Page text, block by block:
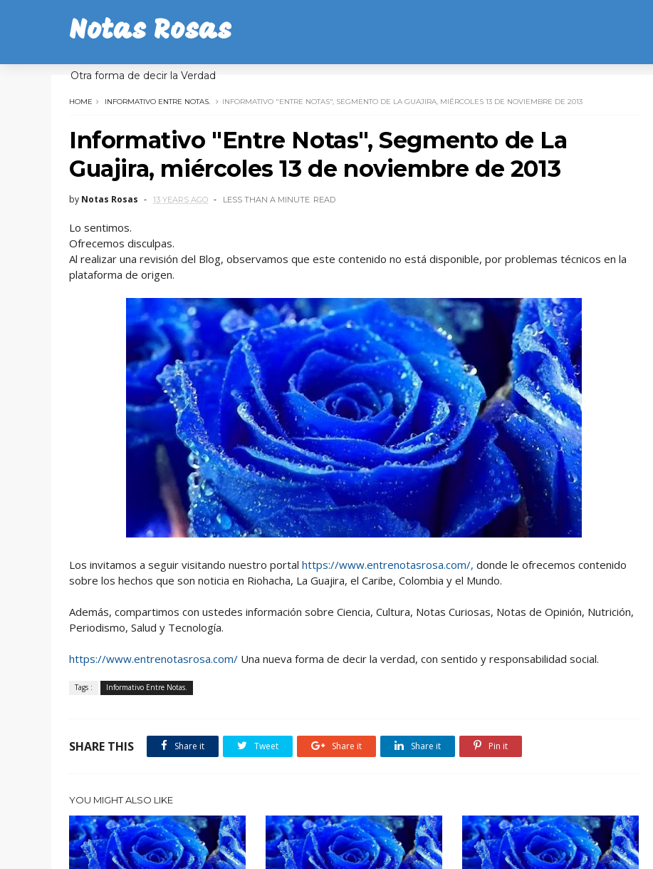
Notas Rosas
Otra forma de decir la Verdad
HOME INFORMATIVO ENTRE NOTAS. INFORMATIVO "ENTRE NOTAS", SEGMENTO DE LA GUAJIRA, MIÉRCOLES 13 DE NOVIEMBRE DE 2013
Informativo "Entre Notas", Segmento de La
Guajira, miércoles 13 de noviembre de 2013
by Notas Rosas 13 YEARS AGO LESS THAN A MINUTE READ
Lo sentimos.
Ofrecemos disculpas.
Al realizar una revisión del Blog, observamos que este contenido no está disponible, por problemas técnicos en la
plataforma de origen.
Los invitamos a seguir visitando nuestro portal https://www.entrenotasrosa.com/, donde le ofrecemos contenido
sobre los hechos que son noticia en Riohacha, La Guajira, el Caribe, Colombia y el Mundo.
Además, compartimos con ustedes información sobre Ciencia, Cultura, Notas Curiosas, Notas de Opinión, Nutrición,
Periodismo, Salud y Tecnología.
https://www.entrenotasrosa.com/ Una nueva forma de decir la verdad, con sentido y responsabilidad social.
Tags : Informativo Entre Notas.
SHARE THIS Share it Tweet Share it Share it Pin it
YOU MIGHT ALSO LIKE